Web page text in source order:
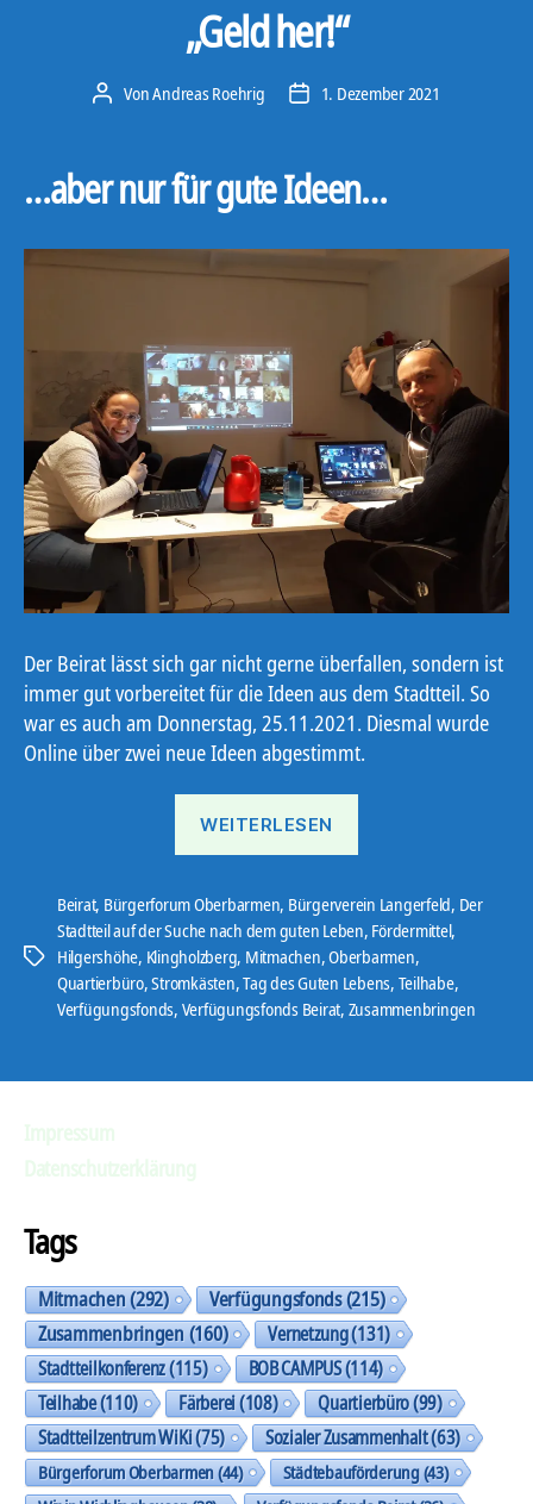
„Geld her!“
Beitragsautor
VonAndreas Roehrig Veröffentlichungsdatum
1. Dezember 2021
…aber nur für gute Ideen…
Der Beirat lässt sich gar nicht gerne überfallen, sondern ist
immer gut vorbereitet für die Ideen aus dem Stadtteil. So
war es auch am Donnerstag, 25.11.2021. Diesmal wurde
Online über zwei neue Ideen abgestimmt.
WEITERLESEN
Schlagwörter
Beirat, Bürgerforum Oberbarmen, Bürgerverein Langerfeld, Der
Stadtteil auf der Suche nach dem guten Leben, Fördermittel,
Hilgershöhe, Klingholzberg, Mitmachen,Oberbarmen,
Quartierbüro,Stromkästen,Tag des Guten Lebens, Teilhabe,
Verfügungsfonds, Verfügungsfonds Beirat, Zusammenbringen
Tags
Mitmachen(292) Verfügungsfonds(215)
Zusammenbringen(160) Vernetzung(131)
Stadtteilkonferenz(115) BOB CAMPUS(114)
Teilhabe(110) Färberei(108) Quartierbüro(99)
Stadtteilzentrum WiKi(75) Sozialer Zusammenhalt(63)
Bürgerforum Oberbarmen(44) Städtebauförderung(43)